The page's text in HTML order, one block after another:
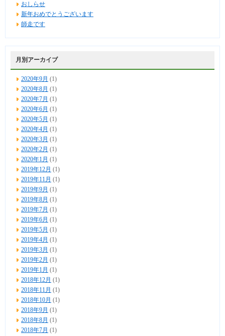
おしらせ
新年おめでとうございます
師走です
月別アーカイブ
2020年9月 (1)
2020年8月 (1)
2020年7月 (1)
2020年6月 (1)
2020年5月 (1)
2020年4月 (1)
2020年3月 (1)
2020年2月 (1)
2020年1月 (1)
2019年12月 (1)
2019年11月 (1)
2019年9月 (1)
2019年8月 (1)
2019年7月 (1)
2019年6月 (1)
2019年5月 (1)
2019年4月 (1)
2019年3月 (1)
2019年2月 (1)
2019年1月 (1)
2018年12月 (1)
2018年11月 (1)
2018年10月 (1)
2018年9月 (1)
2018年8月 (1)
2018年7月 (1)